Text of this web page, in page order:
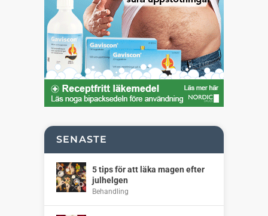
SENASTE
5 tips för att läka magen efter
julhelgen
Behandling